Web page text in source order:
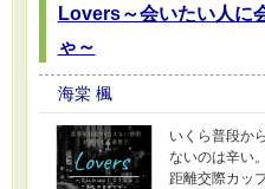
Lovers～会いたい人に
ゃ～
海棠 楓
いくら普段か
ないのは辛い
距離交際カッ